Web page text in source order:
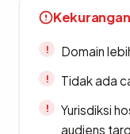
Kekurangan
Domain
Tidak ada
Yurisdiksi
audiens